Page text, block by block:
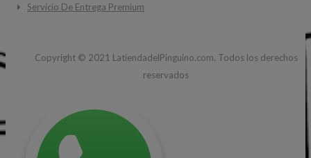
Servicio De Entrega Premium
Copyright © 2021 LatiendadelPinguino.com. Todos los derechos
reservados